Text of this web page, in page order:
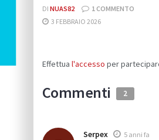
DI NUAS82
1 COMMENTO
3 FEBBRAIO 2026
Effettua l'accesso per
Commenti 2
Serpex 5 anni fa